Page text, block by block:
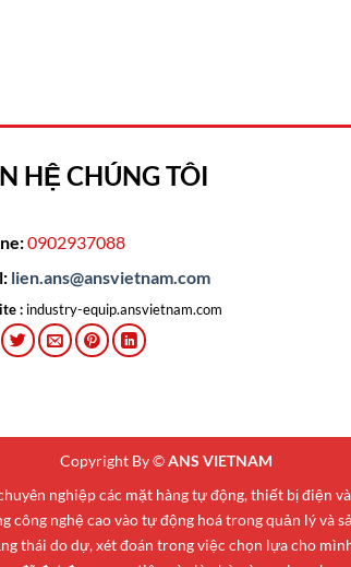
HỆ CHÚNG TÔI
0902937088
lien.ans@ansvietnam.com
: industry-equip.ansvietnam.com
Copyright By ©ANS VIETNAM
nghiệp các mặt hàng tự động, thiết bị điện
công nghệ cao vào tự động hoá trong quản lý và
thái do dự, xét đoán trong việc chọn lựa cho